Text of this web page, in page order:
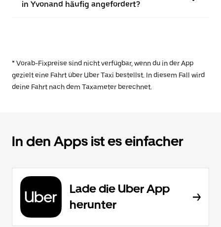
in Yvonand häufig angefordert?
* Vorab-Fixpreise sind nicht verfügbar, wenn du in der App
gezielt eine Fahrt über Uber Taxi bestellst. In diesem Fall wird
deine Fahrt nach dem Taxameter berechnet.
In den Apps ist es einfacher
Lade die Uber App
herunter